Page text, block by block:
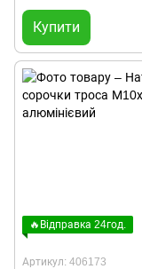
Купити
🔥Відправка 24год.
Артикул: 406173